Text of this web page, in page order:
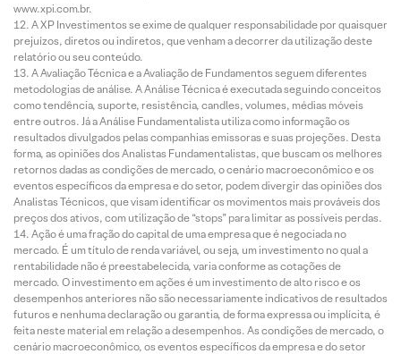
www.xpi.com.br.
A XP Investimentos se exime de qualquer responsabilidade por quaisquer
prejuízos, diretos ou indiretos, que venham a decorrer da utilização deste
relatório ou seu conteúdo.
A Avaliação Técnica e a Avaliação de Fundamentos seguem diferentes
metodologias de análise. A Análise Técnica é executada seguindo conceitos
como tendência, suporte, resistência, candles, volumes, médias móveis
entre outros. Já a Análise Fundamentalista utiliza como informação os
resultados divulgados pelas companhias emissoras e suas projeções. Desta
forma, as opiniões dos Analistas Fundamentalistas, que buscam os melhores
retornos dadas as condições de mercado, o cenário macroeconômico e os
eventos específicos da empresa e do setor, podem divergir das opiniões dos
Analistas Técnicos, que visam identificar os movimentos mais prováveis dos
preços dos ativos, com utilização de “stops” para limitar as possíveis perdas.
Ação é uma fração do capital de uma empresa que é negociada no
mercado. É um título de renda variável, ou seja, um investimento no qual a
rentabilidade não é preestabelecida, varia conforme as cotações de
mercado. O investimento em ações é um investimento de alto risco e os
desempenhos anteriores não são necessariamente indicativos de resultados
futuros e nenhuma declaração ou garantia, de forma expressa ou implícita, é
feita neste material em relação a desempenhos. As condições de mercado, o
cenário macroeconômico, os eventos específicos da empresa e do setor